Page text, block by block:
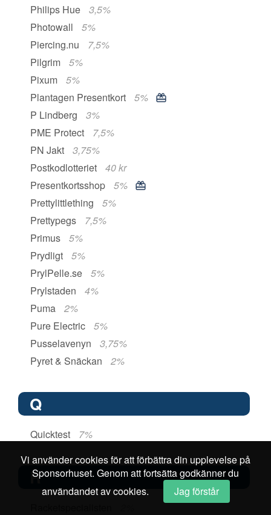
Philips Hue
3,5%
Photowall
5%
Piercing.nu
7,5%
Pilgrim
5%
Pixum
5%
Plantagen Presentkort
5%
P Lindberg
3%
PME Protect
7,5%
PN Jakt
3,75%
Postkodlotteriet
40 kr
Presentkortsshop
5%
Prettylittlething
5%
Prettypegs
7,5%
Primus
5%
Prydligt
5%
PrylPelle.se
5%
Prylstaden
4%
Puma
2%
Pure Electric
5%
Pusselavenyn
3,75%
Pyret & Snäckan
2%
Q
Quicktest 7%
R
Vi använder cookies för att förbättra din upplevelse på
Sponsorhuset. Genom att fortsätta godkänner du
användandet av cookies.
Jag förstår